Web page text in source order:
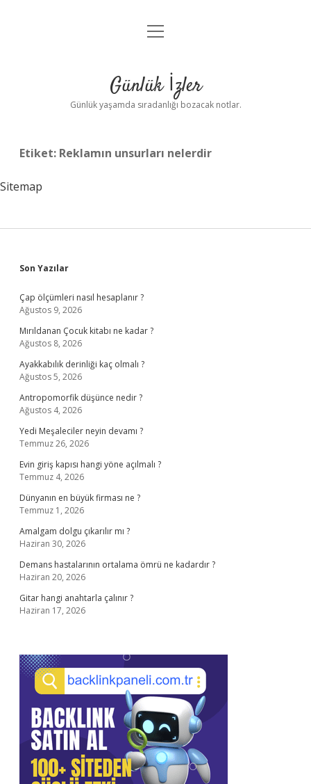
Anasayfa
Yasal Uyarı
menüyü
Günlük İzler
Günlük yaşamda sıradanlığı bozacak notlar.
Etiket: Reklamın unsurları nelerdir
Sitemap
Sidebar
Son Yazılar
Çap ölçümleri nasıl hesaplanır ?
Ağustos 9, 2026
Mırıldanan Çocuk kitabı ne kadar ?
Ağustos 8, 2026
Ayakkabılık derinliği kaç olmalı ?
Ağustos 5, 2026
Antropomorfik düşünce nedir ?
Ağustos 4, 2026
Yedi Meşaleciler neyin devamı ?
Temmuz 26, 2026
Evin giriş kapısı hangi yöne açılmalı ?
Temmuz 4, 2026
Dünyanın en büyük firması ne ?
Temmuz 1, 2026
Amalgam dolgu çıkarılır mı ?
Haziran 30, 2026
Demans hastalarının ortalama ömrü ne kadardır ?
Haziran 20, 2026
Gitar hangi anahtarla çalınır ?
Haziran 17, 2026